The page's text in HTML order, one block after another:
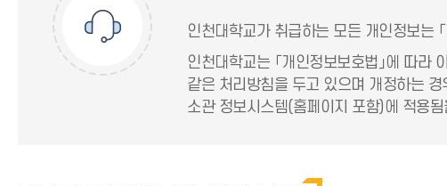
인천대학교가 취급하는 모든 개인정보는
인천대학교는 「개인정보보호법」에 따
같은 처리방침을 두고 있으며 개정하는
소관 정보시스템(홈페이지 포함)에 적용